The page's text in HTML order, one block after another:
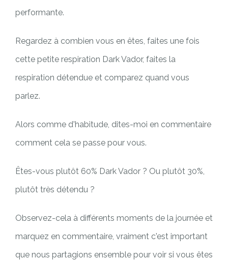
performante.
Regardez à combien vous en êtes, faites une fois
cette petite respiration Dark Vador, faites la
respiration détendue et comparez quand vous
parlez.
Alors comme d'habitude, dites-moi en commentaire
comment cela se passe pour vous.
Êtes-vous plutôt 60% Dark Vador ? Ou plutôt 30%,
plutôt très détendu ?
Observez-cela à différents moments de la journée et
marquez en commentaire, vraiment c'est important
que nous partagions ensemble pour voir si vous êtes